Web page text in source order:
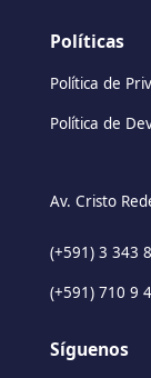
Políticas
Política de
Política de
Av. Cristo
(+591) 3 343
(+591) 710 9
Síguenos